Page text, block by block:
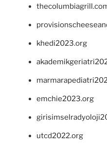
khedi2023.org
emchie2023.org
utcd2022.org